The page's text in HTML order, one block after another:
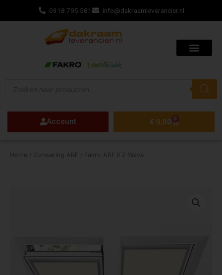
0318 795 581 info@dakraamleverancier.nl
Account € 0,00 0
Winkelwagen
Home / Zonwering ARF / Fakro ARF II Z-Wave